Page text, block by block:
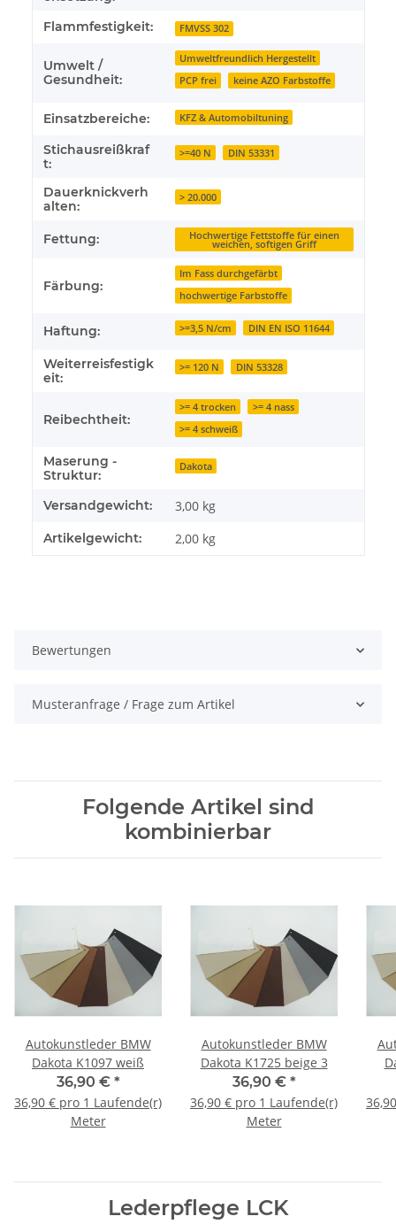
Flammfestigkeit:
FMVSS 302
Umwelt /
Gesundheit:
Umweltfreundlich Hergestellt
PCP frei
keine AZO Farbstoffe
Einsatzbereiche: KFZ & Automobiltuning
Stichausreißkraf
t:
>=40 N DIN 53331
Dauerknickverh
alten:
> 20.000
Fettung: Hochwertige Fettstoffe für einen
weichen, softigen Griff
Färbung:
Im Fass durchgefärbt
hochwertige Farbstoffe
Haftung: >=3,5 N/cm DIN EN ISO 11644
Weiterreisfestigk
eit:
>= 120 N DIN 53328
Reibechtheit:
>= 4 trocken
>= 4 nass
>= 4 schweiß
Maserung -
Struktur:
Dakota
Versandgewicht: 3,00 kg
Artikelgewicht: 2,00 kg
Bewertungen
Musteranfrage / Frage zum Artikel
Folgende Artikel sind
kombinierbar
Autokunstleder BMW
Dakota K1097 weiß
36,90 € *
36,90 € pro 1 Laufende(r)
Meter
Autokunstleder BMW
Dakota K1725 beige 3
36,90 € *
36,90 € pro 1 Laufende(r)
Meter
Lederpflege LCK